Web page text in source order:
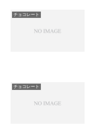
チョコレート
チョコレート